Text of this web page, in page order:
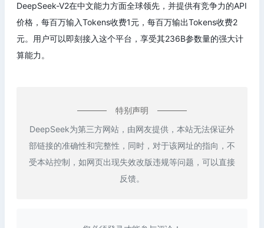
DeepSeek-V2在中文能力方面全球领先，并提供有竞争力的API
价格，每百万输入Tokens收费1元，每百万输出Tokens收费2
元。用户可以即刻接入这个平台，享受其236B参数量的强大计
算能力。
特别声明
DeepSeek为第三方网站，由网友提供，本站无法保证外
部链接的准确性和完整性，同时，对于该网址的指向，不
受本站控制，如网页出现失效改版违规等问题，可以直接
反馈。